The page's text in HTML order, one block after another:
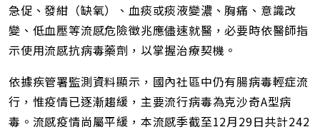
急促、發紺（缺氧）、血痰或痰液變濃、胸痛、意識改
變、低血壓等流感危險徵兆應儘速就醫，必要時依醫師指
示使用流感抗病毒藥劑，以掌握治療契機。
依據疾管署監測資料顯示，國內社區中仍有腸病毒輕症流
行，惟疫情已逐漸趨緩，主要流行病毒為克沙奇A型病
毒。流感疫情尚屬平緩，本流感季截至12月29日共計242